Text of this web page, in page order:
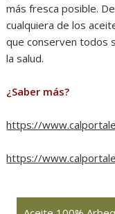
más fresca posible.
cualquiera de los
que conserven todos
la salud.
¿Saber más?
https://
https://